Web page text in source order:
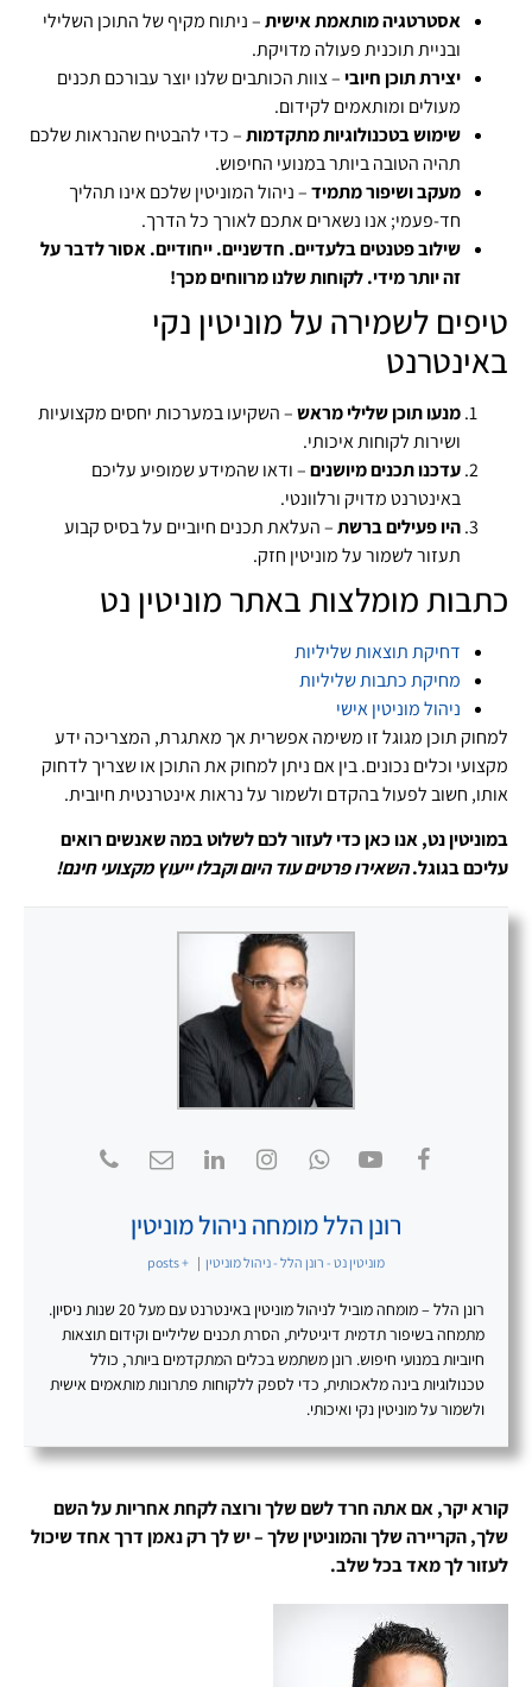
אסטרטגיה מותאמת אישית– ניתוח מקיף של התוכן השלילי
ובניית תוכנית פעולה מדויקת.
יצירת תוכן חיובי– צוות הכותבים שלנו יוצר עבורכם תכנים
מעולים ומותאמים לקידום.
שימוש בטכנולוגיות מתקדמות– כדי להבטיח שהנראות שלכם
תהיה הטובה ביותר במנועי החיפוש.
מעקב ושיפור מתמיד– ניהול המוניטין שלכם אינו תהליך
חד-פעמי; אנו נשארים אתכם לאורך כל הדרך.
שילוב פטנטים בלעדיים. חדשניים. ייחודיים. אסור לדבר על
זה יותר מידי. לקוחות שלנו מרווחים מכך!
טיפים לשמירה על מוניטין נקי
באינטרנט
מנעו תוכן שלילי מראש– השקיעו במערכות יחסים מקצועיות
ושירות לקוחות איכותי.
עדכנו תכנים מיושנים– ודאו שהמידע שמופיע עליכם
באינטרנט מדויק ורלוונטי.
היו פעילים ברשת– העלאת תכנים חיוביים על בסיס קבוע
תעזור לשמור על מוניטין חזק.
כתבות מומלצות באתר מוניטין נט
דחיקת תוצאות שליליות
מחיקת כתבות שליליות
ניהול מוניטין אישי
למחוק תוכן מגוגל זו משימה אפשרית אך מאתגרת, המצריכה ידע
מקצועי וכלים נכונים. בין אם ניתן למחוק את התוכן או שצריך לדחוק
אותו, חשוב לפעול בהקדם ולשמור על נראות אינטרנטית חיובית.
במוניטין נט, אנו כאן כדי לעזור לכם לשלוט במה שאנשים רואים
עליכם בגוגל.השאירו פרטים עוד היום וקבלו ייעוץ מקצועי חינם!
רונן הלל מומחה ניהול מוניטין
מוניטין נט - רונן הלל - ניהול מוניטין |
+ posts
רונן הלל – מומחה מוביל לניהול מוניטין באינטרנט עם מעל 20 שנות ניסיון.
מתמחה בשיפור תדמית דיגיטלית, הסרת תכנים שליליים וקידום תוצאות
חיוביות במנועי חיפוש. רונן משתמש בכלים המתקדמים ביותר, כולל
טכנולוגיות בינה מלאכותית, כדי לספק ללקוחות פתרונות מותאמים אישית
ולשמור על מוניטין נקי ואיכותי.
קורא יקר, אם אתה חרד לשם שלך ורוצה לקחת אחריות על השם
שלך, הקריירה שלך והמוניטין שלך – יש לך רק נאמן דרך אחד שיכול
לעזור לך מאד בכל שלב.